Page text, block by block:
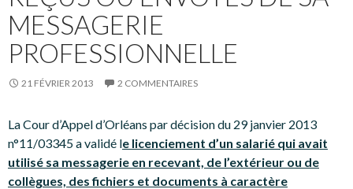
MESSAGERIE
PROFESSIONNELLE
21 FÉVRIER 2013 2 COMMENTAIRES
La Cour d’Appel d’Orléans par décision du 29 janvier 2013
n°11/03345 a validé le licenciement d’un salarié qui avait
utilisé sa messagerie en recevant, de l’extérieur ou de
collègues, des fichiers et documents à caractère